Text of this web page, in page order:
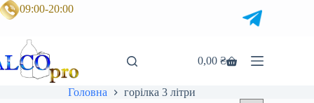
Перейти
до
09:00-20:00
Кошик
0,00₴
Головна горілка 3 літри